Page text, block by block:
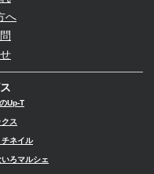
へ
Up-T
ス
ネイル
ろマルシェ